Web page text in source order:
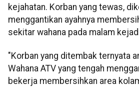
kejahatan. Korban yang tewas,
menggantikan ayahnya
sekitar wahana pada malam
"Korban yang ditembak ternyata
Wahana ATV yang tengah
bekerja membersihkan area